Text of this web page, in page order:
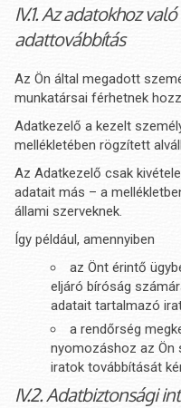
IV.1. Az adatokhoz
adattovábbítás
Az Ön által megadott
munkatársai férhetnek
Adatkezelő a kezelt
mellékletében rögzített
Az Adatkezelő csak
adatait más – a
állami szerveknek.
Így például, amennyiben
az Önt érintő
eljáró bíróság
adatait tartalmazó
a rendőrség
nyomozáshoz az Ön
iratok továbbítását
IV.2. Adatbiztonsági